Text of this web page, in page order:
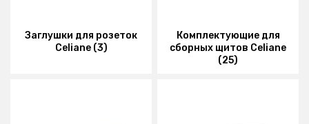
Заглушки для розеток
Celiane (3)
Комплектующие для
сборных щитов Celiane
(25)